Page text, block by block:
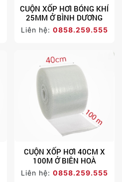
CUỘN XỐP HƠI BÓNG KHÍ
25MM Ở BÌNH DƯƠNG
Liên hệ: 0858.259.555
CUỘN XỐP HƠI 40CM X
100M Ở BIÊN HOÀ
Liên hệ: 0858.259.555